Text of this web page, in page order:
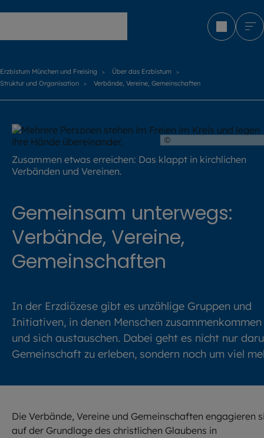
Erzbistum München und Freising
Über das Erzbistum
Struktur und Organisation
Verbände, Vereine, Gemeinschaften
©
Zusammen etwas erreichen: Das klappt in kirchlichen
Verbänden und Vereinen.
Gemeinsam unterwegs:
Verbände, Vereine,
Gemeinschaften
In der Erzdiözese gibt es unzählige Gruppen und
Initiativen, in denen Menschen zusammenkommen
und sich austauschen. Dabei geht es nicht nur
Gemeinschaft zu erleben, sondern noch um viel
Die Verbände, Vereine und Gemeinschaften engagieren
auf der Grundlage des christlichen Glaubens in